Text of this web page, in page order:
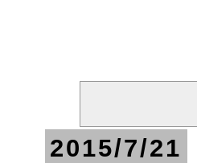
2015/7/21